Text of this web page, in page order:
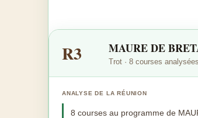
R3 MAURE DE
Trot · 8 courses
ANALYSE DE LA RÉUNION
8 courses au programme de